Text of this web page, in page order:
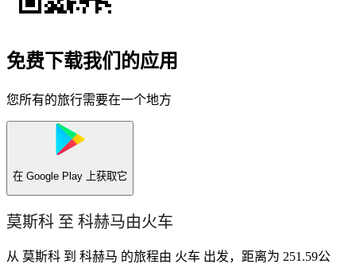
免费下载我们的应用
您所有的旅行需要在一个地方
在 Google Play 上获取它
莫斯科 至 科赫马由火车
从 莫斯科 到 科赫马 的旅程由 火车 出发，距离为 251.59公